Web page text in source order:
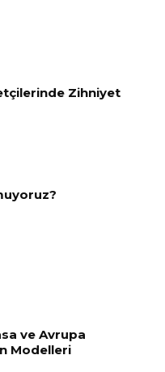
Zihniyet
ve Avrupa
Modelleri